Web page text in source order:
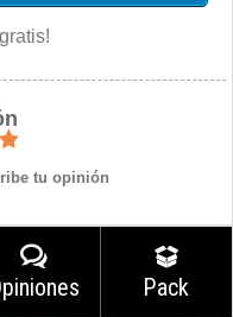
tu opinión
Pack